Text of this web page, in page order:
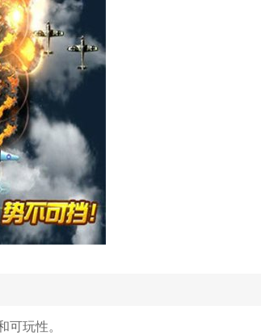
玩性。